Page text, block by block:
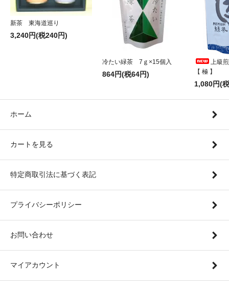
新茶 東海道巡り
3,240円(税240円)
冷たい緑茶 7ｇ×15個入
864円(税64円)
上級
【 極 】
1,080円(
ホーム
カートを見る
特定商取引法に基づく表記
プライバシーポリシー
お問い合わせ
マイアカウント